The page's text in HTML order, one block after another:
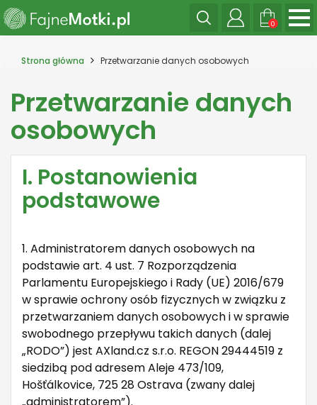
0
Strona główna Przetwarzanie danych osobowych
Przetwarzanie danych
osobowych
I. Postanowienia
podstawowe
1. Administratorem danych osobowych na
podstawie art. 4 ust. 7 Rozporządzenia
Parlamentu Europejskiego i Rady (UE) 2016/679
w sprawie ochrony osób fizycznych w związku z
przetwarzaniem danych osobowych i w sprawie
swobodnego przepływu takich danych (dalej
„RODO”) jest AXland.cz s.r.o. REGON 29444519 z
siedzibą pod adresem Aleje 473/109,
Hošťálkovice, 725 28 Ostrava (zwany dalej